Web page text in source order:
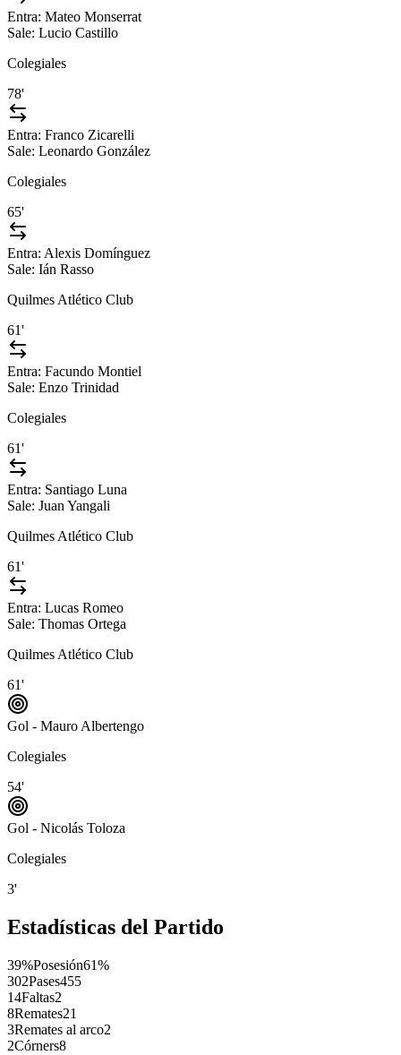
Entra: Mateo Monserrat
Sale: Lucio Castillo
Colegiales
78'
Entra: Franco Zicarelli
Sale: Leonardo González
Colegiales
65'
Entra: Alexis Domínguez
Sale: Ián Rasso
Quilmes Atlético Club
61'
Entra: Facundo Montiel
Sale: Enzo Trinidad
Colegiales
61'
Entra: Santiago Luna
Sale: Juan Yangali
Quilmes Atlético Club
61'
Entra: Lucas Romeo
Sale: Thomas Ortega
Quilmes Atlético Club
61'
Gol - Mauro Albertengo
Colegiales
54'
Gol - Nicolás Toloza
Colegiales
3'
Estadísticas del Partido
39%Posesión61%
302Pases455
14Faltas2
8Remates21
3Remates al arco2
2Córners8